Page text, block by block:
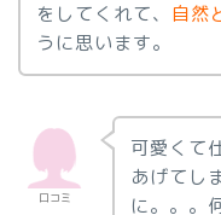
をしてくれて、 自然
うに思います。
口コミ
可愛くて
あげてし
に。。。